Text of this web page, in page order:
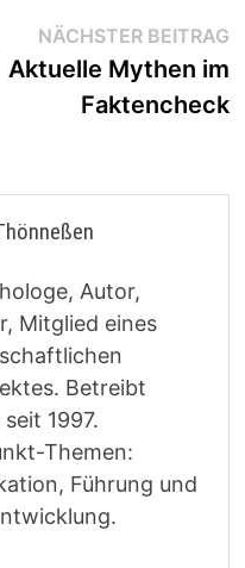
NÄCHSTER BEITRAG
Aktuelle Mythen im
Faktencheck
Autor,
Mitglied eines
Betreibt
1997.
Themen:
Führung und